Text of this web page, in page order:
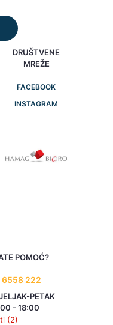
DRUŠTVENE
MREŽE
FACEBOOK
INSTAGRAM
POMOĆ?
6558 222
PETAK
- 18:00